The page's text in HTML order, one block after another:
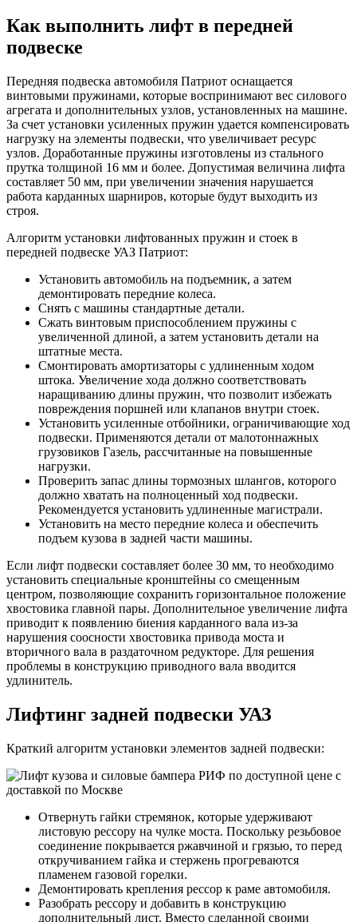
Как выполнить лифт в передней
подвеске
Передняя подвеска автомобиля Патриот оснащается
винтовыми пружинами, которые воспринимают вес силового
агрегата и дополнительных узлов, установленных на машине.
За счет установки усиленных пружин удается компенсировать
нагрузку на элементы подвески, что увеличивает ресурс
узлов. Доработанные пружины изготовлены из стального
прутка толщиной 16 мм и более. Допустимая величина лифта
составляет 50 мм, при увеличении значения нарушается
работа карданных шарниров, которые будут выходить из
строя.
Алгоритм установки лифтованных пружин и стоек в
передней подвеске УАЗ Патриот:
Установить автомобиль на подъемник, а затем
демонтировать передние колеса.
Снять с машины стандартные детали.
Сжать винтовым приспособлением пружины с
увеличенной длиной, а затем установить детали на
штатные места.
Смонтировать амортизаторы с удлиненным ходом
штока. Увеличение хода должно соответствовать
наращиванию длины пружин, что позволит избежать
повреждения поршней или клапанов внутри стоек.
Установить усиленные отбойники, ограничивающие ход
подвески. Применяются детали от малотоннажных
грузовиков Газель, рассчитанные на повышенные
нагрузки.
Проверить запас длины тормозных шлангов, которого
должно хватать на полноценный ход подвески.
Рекомендуется установить удлиненные магистрали.
Установить на место передние колеса и обеспечить
подъем кузова в задней части машины.
Если лифт подвески составляет более 30 мм, то необходимо
установить специальные кронштейны со смещенным
центром, позволяющие сохранить горизонтальное положение
хвостовика главной пары. Дополнительное увеличение лифта
приводит к появлению биения карданного вала из-за
нарушения соосности хвостовика привода моста и
вторичного вала в раздаточном редукторе. Для решения
проблемы в конструкцию приводного вала вводится
удлинитель.
Лифтинг задней подвески УАЗ
Краткий алгоритм установки элементов задней подвески:
Отвернуть гайки стремянок, которые удерживают
листовую рессору на чулке моста. Поскольку резьбовое
соединение покрывается ржавчиной и грязью, то перед
откручиванием гайка и стержень прогреваются
пламенем газовой горелки.
Демонтировать крепления рессор к раме автомобиля.
Разобрать рессору и добавить в конструкцию
дополнительный лист. Вместо сделанной своими